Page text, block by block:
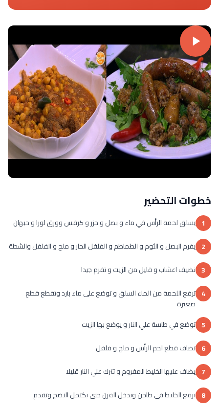
خطوات التحضير
1 يسلق لحمة الرأس في ماء و بصل و جزر و كرفس وورق لورا و حبهان
2 يفرم البصل و الثوم و الطماطم و الفلفل الحار و ملح و الفلفل والشطة
3 نضيف اعشاب و قليل من الزيت و تفرم جيدا
4 ترفع اللحمة من الماء السلق و توضع على ماء بارد وتقطع قطع
صغيرة
5 توضع في طاسة علي النار و يوضع بها الزيت
6 تضاف قطع لحم الرأس و ملح و فلفل
7 يضاف عليها الخليط المفروم و تترك علي النار قليلا
8 يرفع الخليط في طاجن ويدخل الفرن حتي يكتمل النضج وتقدم